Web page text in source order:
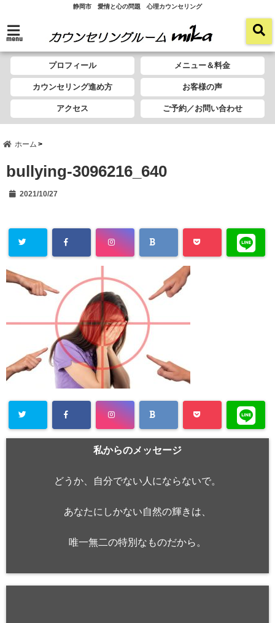
静岡市 愛情と心の問題 心理カウンセリング
menu
プロフィール メニュー＆料金
カウンセリング進め方 お客様の声
アクセス ご予約／お問い合わせ
ホーム
bullying-3096216_640
2021/10/27
私からのメッセージ
どうか、自分でない人にならないで。
あなたにしかない自然の輝きは、
唯一無二の特別なものだから。